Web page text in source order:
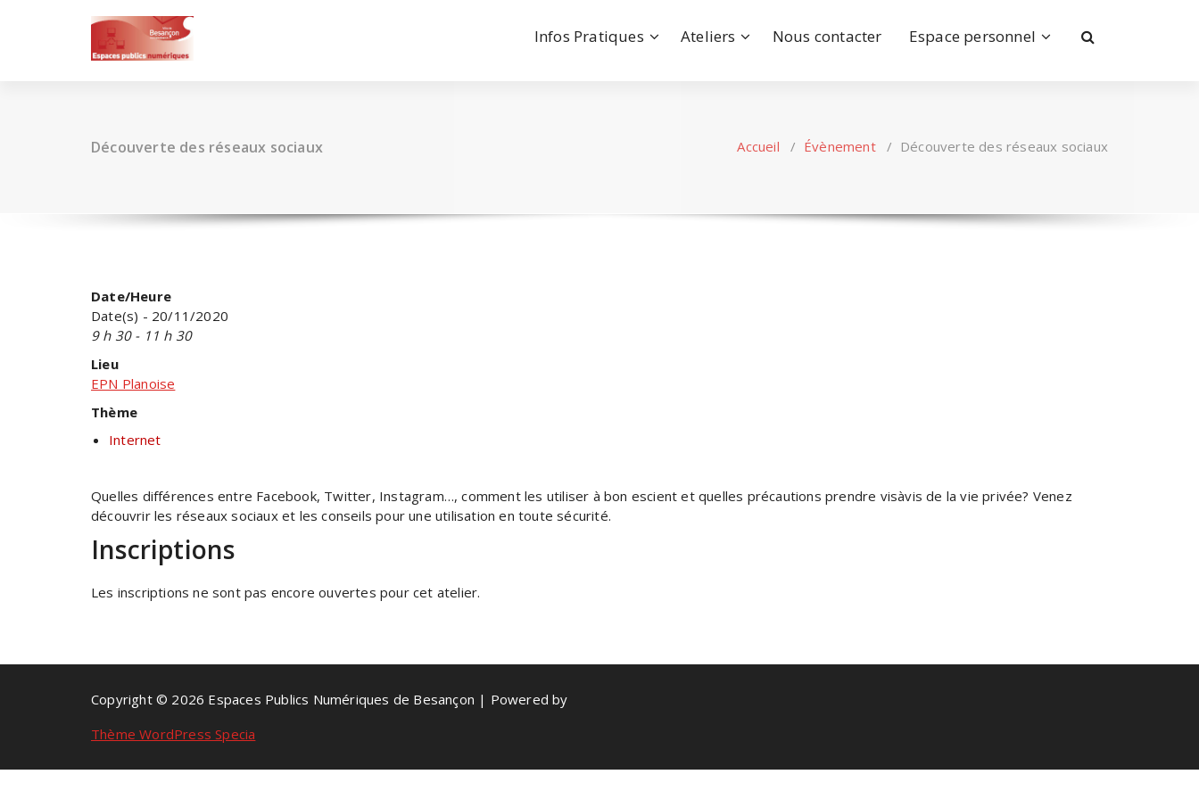
Infos Pratiques Ateliers Nous contacter Espace personnel
Découverte des réseaux sociaux Accueil / Évènement/ Découverte des réseaux sociaux
Date/Heure
Date(s) - 20/11/2020
9 h 30 - 11 h 30
Lieu
EPN Planoise
Thème
Internet
Quelles différences entre Facebook, Twitter, Instagram…, comment les utiliser à bon escient et quelles précautions prendre vis­àvis de la vie privée? Venez
découvrir les réseaux sociaux et les conseils pour une utilisation en toute sécurité.
Inscriptions
Les inscriptions ne sont pas encore ouvertes pour cet atelier.
Copyright © 2026 Espaces Publics Numériques de Besançon | Powered by
Thème WordPress Specia